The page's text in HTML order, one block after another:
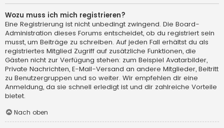
Wozu muss ich mich registrieren?
Eine Registrierung ist nicht unbedingt zwingend. Die Board-
Administration dieses Forums entscheidet, ob du registriert sein
musst, um Beiträge zu schreiben. Auf jeden Fall erhältst du als
registriertes Mitglied Zugriff auf zusätzliche Funktionen, die
Gästen nicht zur Verfügung stehen: zum Beispiel Avatarbilder,
Private Nachrichten, E-Mail-Versand an andere Mitglieder, Beitritt
zu Benutzergruppen und so weiter. Wir empfehlen dir eine
Anmeldung, da sie schnell erledigt ist und dir zahlreiche Vorteile
bietet.
Nach oben